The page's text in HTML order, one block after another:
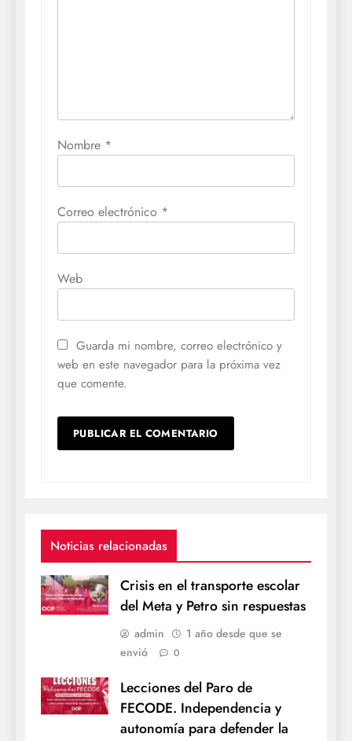
Nombre *
Correo electrónico *
Web
Guarda mi nombre, correo electrónico y
web en este navegador para la próxima vez
que comente.
Noticias relacionadas
Crisis en el transporte escolar
del Meta y Petro sin respuestas
admin
1 año desde que se
envió
0
Lecciones del Paro de
FECODE. Independencia y
autonomía para defender la